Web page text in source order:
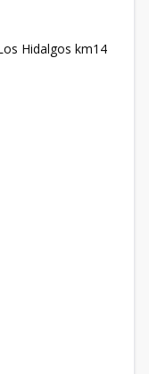
Hidalgos km14